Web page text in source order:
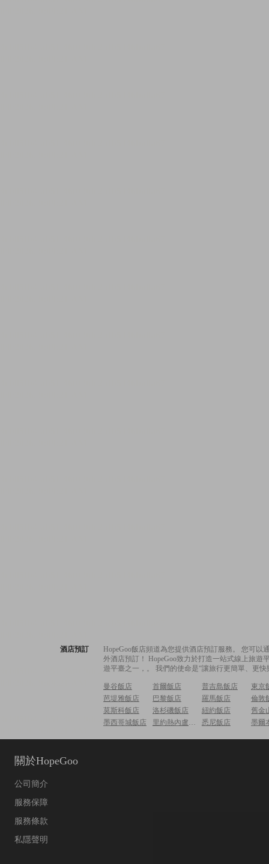
酒店預訂
HopeGoo飯店頻道為您提供酒店預訂服務。 您可
外酒店預訂！ HopeGoo致力於打造一站式線上旅
遊平臺之一，。 我們的使命是“讓旅行更簡單、更
曼谷飯店 首爾飯店 普吉島飯店
東京
芭堤雅飯店
巴黎飯店 羅馬飯店
倫敦
莫斯科飯店
洛杉磯飯店 紐約飯店
舊金
墨西哥城飯店
里約熱內盧飯店 悉尼飯店 墨爾
關於HopeGoo
公司簡介
服務保障
服務條款
私隱聲明